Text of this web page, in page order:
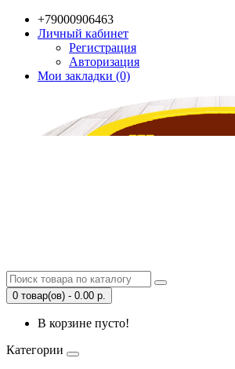
+79000906463
Личный кабинет
Регистрация
Авторизация
Мои закладки (0)
0 товар(ов) - 0.00 р.
В корзине пусто!
Категории